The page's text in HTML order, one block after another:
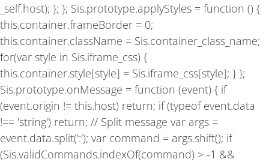
_self.host); }; }; Sis.prototype.applyStyles = function () {
this.container.frameBorder = 0;
this.container.className = Sis.container_class_name;
for(var style in Sis.iframe_css) {
this.container.style[style] = Sis.iframe_css[style]; } };
Sis.prototype.onMessage = function (event) { if
(event.origin != this.host) return; if (typeof event.data
!== 'string') return; // Split message var args =
event.data.split(':'); var command = args.shift(); if
(Sis.validCommands.indexOf(command) > -1 &&